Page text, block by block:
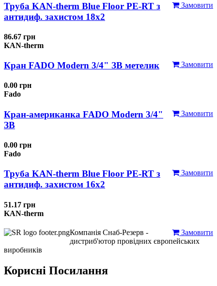
Замовити
Труба KAN-therm Blue Floor PE-RT з
антидиф. захистом 18х2
86.67 грн
KAN-therm
Замовити
Кран FADO Modern 3/4" ЗВ метелик
0.00 грн
Fado
Замовити
Кран-американка FADO Modern 3/4"
ЗВ
0.00 грн
Fado
Замовити
Труба KAN-therm Blue Floor PE-RT з
антидиф. захистом 16х2
51.17 грн
KAN-therm
Замовити
Компанія Снаб-Резерв -
дистриб'ютор провідних європейських
виробників
Корисні Посилання